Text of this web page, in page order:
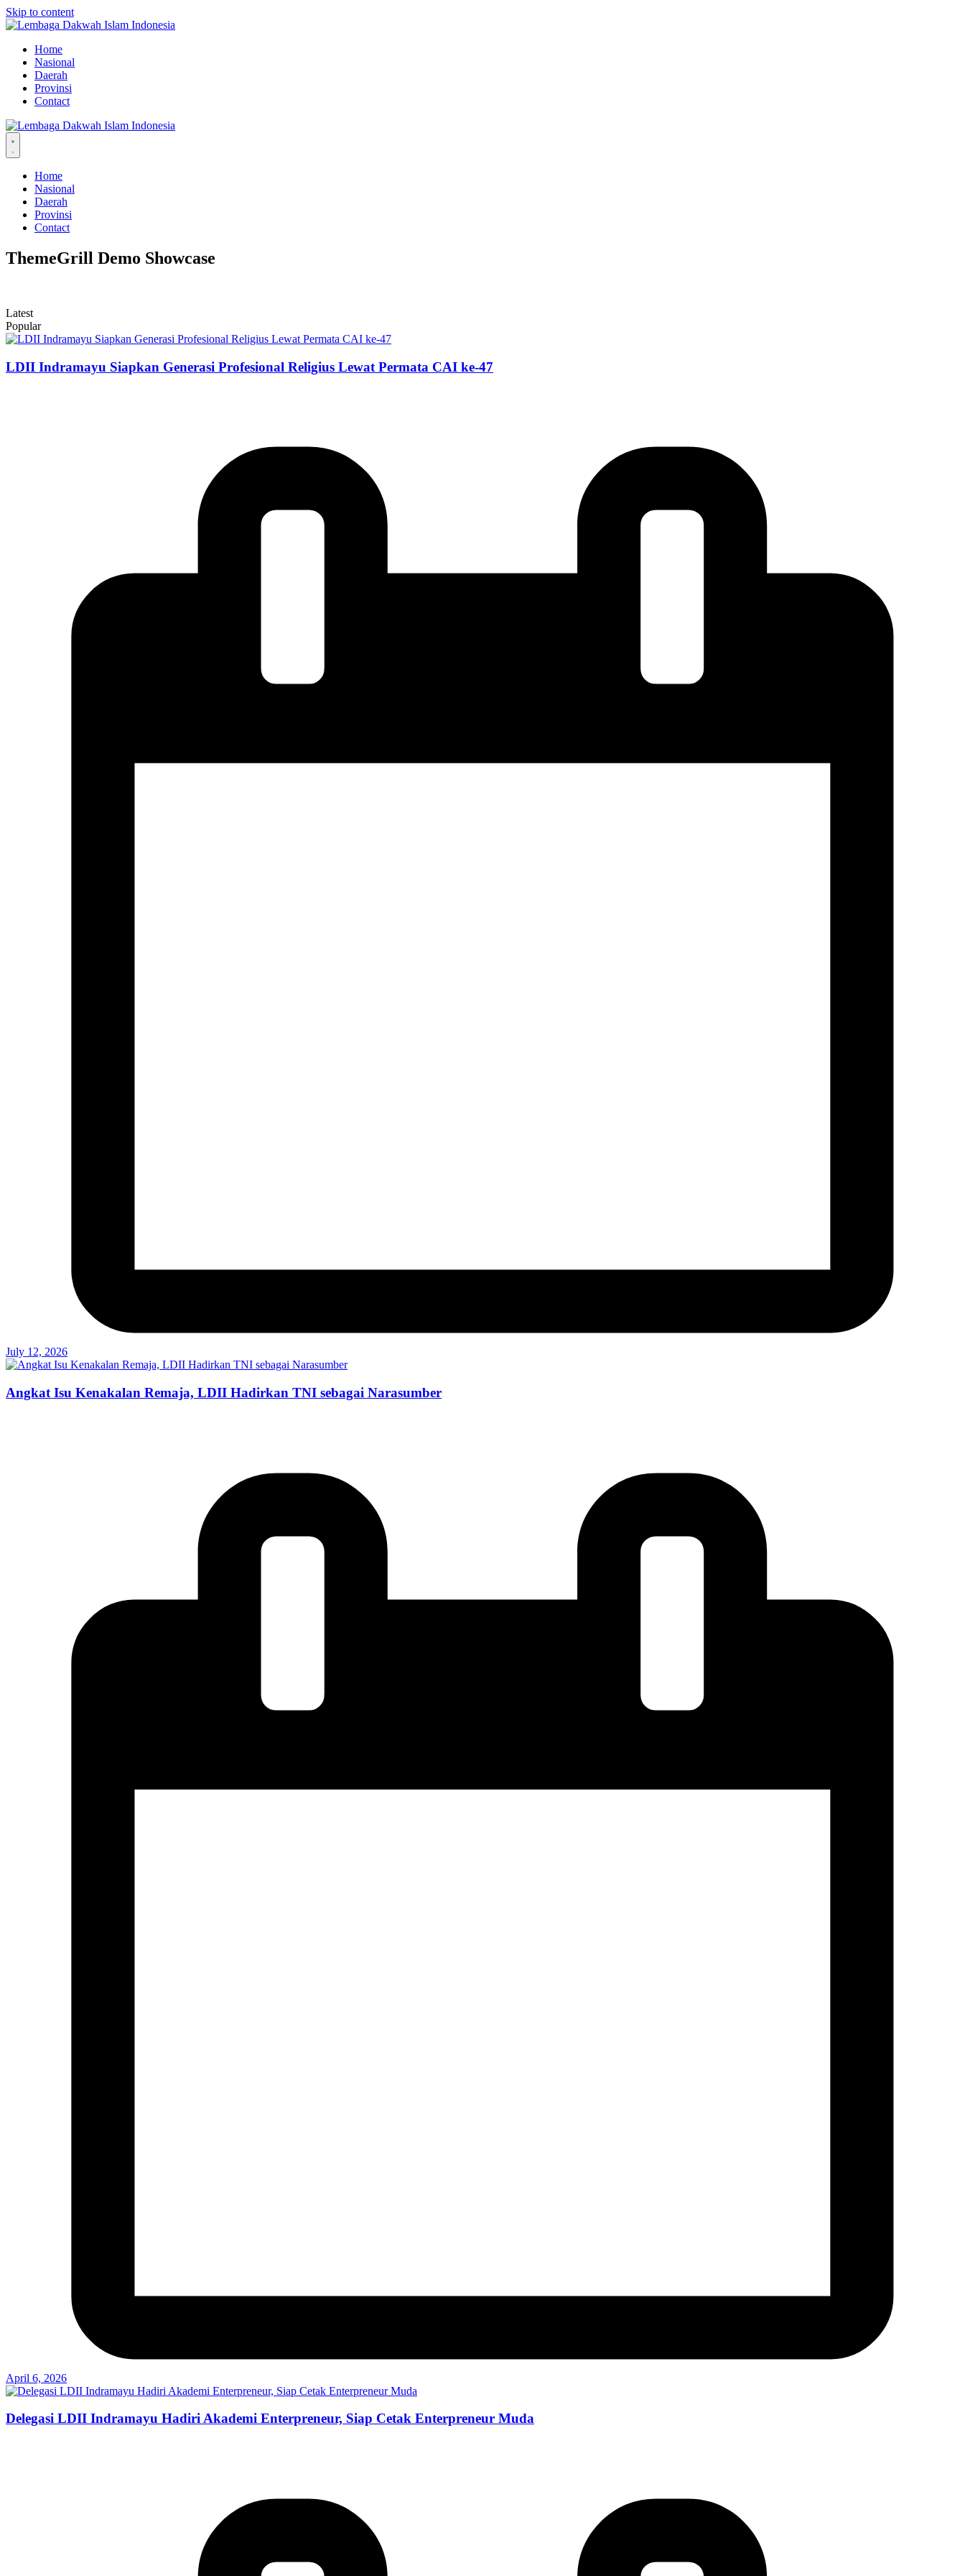
Skip to content
Home
Nasional
Daerah
Provinsi
Contact
Home
Nasional
Daerah
Provinsi
Contact
ThemeGrill Demo Showcase
Latest
Popular
LDII Indramayu Siapkan Generasi Profesional Religius Lewat Permata CAI ke-47
July 12, 2026
Angkat Isu Kenakalan Remaja, LDII Hadirkan TNI sebagai Narasumber
April 6, 2026
Delegasi LDII Indramayu Hadiri Akademi Enterpreneur, Siap Cetak Enterpreneur Muda